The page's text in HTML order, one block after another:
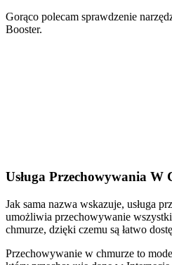
Gorąco polecam sprawdzenie
Booster.
Usługa Przechowywania W
Jak sama nazwa wskazuje, usługa
umożliwia przechowywanie
chmurze, dzięki czemu są łatwo
Przechowywanie w chmurze to